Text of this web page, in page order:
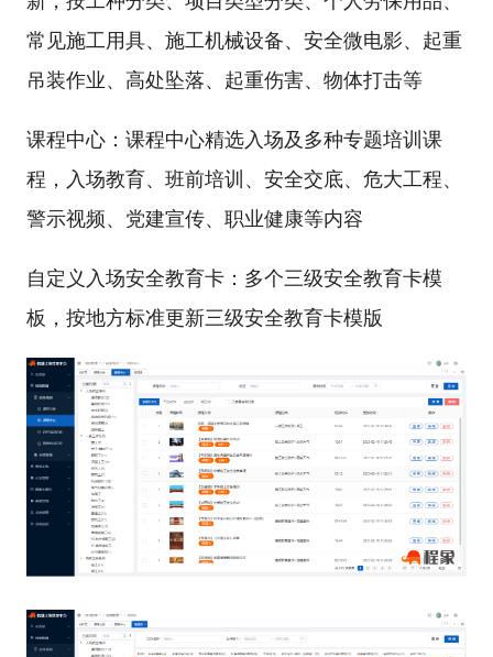
常见施工用具、施工机械设备、安全微电影、起重
吊装作业、高处坠落、起重伤害、物体打击等
课程中心：课程中心精选入场及多种专题培训课
程，入场教育、班前培训、安全交底、危大工程、
警示视频、党建宣传、职业健康等内容
自定义入场安全教育卡：多个三级安全教育卡模
板，按地方标准更新三级安全教育卡模版